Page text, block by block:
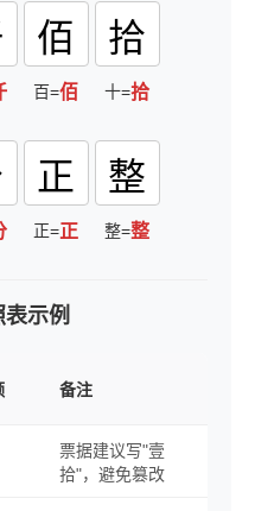
佰
百=佰
拾
十=拾
正
正=正
整
整=整
示例
备注
票据建议写"壹
拾"，避免篡改